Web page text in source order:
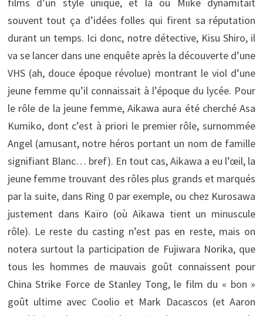
films d’un style unique, et là où Miike dynamitait
souvent tout ça d’idées folles qui firent sa réputation
durant un temps. Ici donc, notre détective, Kisu Shiro, il
va se lancer dans une enquête après la découverte d’une
VHS (ah, douce époque révolue) montrant le viol d’une
jeune femme qu’il connaissait à l’époque du lycée. Pour
le rôle de la jeune femme, Aikawa aura été cherché Asa
Kumiko, dont c’est à priori le premier rôle, surnommée
Angel (amusant, notre héros portant un nom de famille
signifiant Blanc… bref). En tout cas, Aikawa a eu l’œil, la
jeune femme trouvant des rôles plus grands et marqués
par la suite, dans Ring 0 par exemple, ou chez Kurosawa
justement dans Kaïro (où Aikawa tient un minuscule
rôle). Le reste du casting n’est pas en reste, mais on
notera surtout la participation de Fujiwara Norika, que
tous les hommes de mauvais goût connaissent pour
China Strike Force de Stanley Tong, le film du « bon »
goût ultime avec Coolio et Mark Dacascos (et Aaron